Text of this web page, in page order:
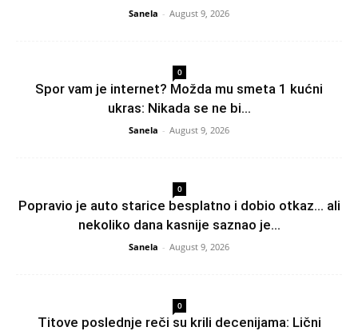
Sanela - August 9, 2026
0
Spor vam je internet? Možda mu smeta 1 kućni
ukras: Nikada se ne bi...
Sanela - August 9, 2026
0
Popravio je auto starice besplatno i dobio otkaz… ali
nekoliko dana kasnije saznao je...
Sanela - August 9, 2026
0
Titove poslednje reči su krili decenijama: Lični